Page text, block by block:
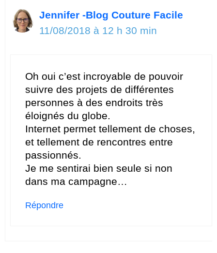
Jennifer -Blog Couture Facile
11/08/2018 à 12 h 30 min
Oh oui c’est incroyable de pouvoir
suivre des projets de différentes
personnes à des endroits très
éloignés du globe.
Internet permet tellement de choses,
et tellement de rencontres entre
passionnés.
Je me sentirai bien seule si non
dans ma campagne…
Répondre